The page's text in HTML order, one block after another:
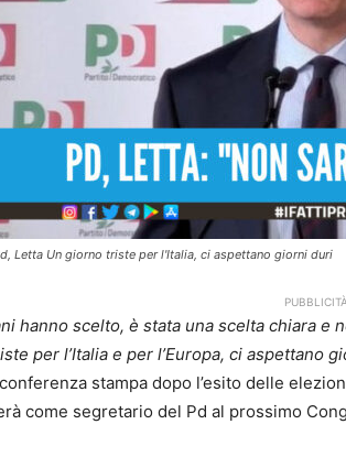
Letta Un giorno triste per l'Italia, ci aspettano giorni duri
PUBBLICITÀ
hanno scelto, è stata una scelta chiara e
per l’Italia e per l’Europa, ci aspettano
stampa dopo l’esito delle
come segretario del Pd al prossimo